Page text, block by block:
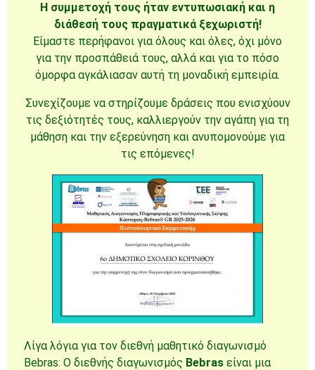
Η συμμετοχή τους ήταν εντυπωσιακή και η
διάθεσή τους πραγματικά ξεχωριστή!
Είμαστε περήφανοι για όλους και όλες, όχι μόνο
για την προσπάθειά τους, αλλά και για το πόσο
όμορφα αγκάλιασαν αυτή τη μοναδική εμπειρία.
Συνεχίζουμε να στηρίζουμε δράσεις που ενισχύουν
τις δεξιότητές τους, καλλιεργούν την αγάπη για τη
μάθηση και την εξερεύνηση και ανυπομονούμε για
τις επόμενες!
Λίγα λόγια για τον διεθνή μαθητικό διαγωνισμό
Bebras: Ο διεθνής διαγωνισμός Bebras είναι μια